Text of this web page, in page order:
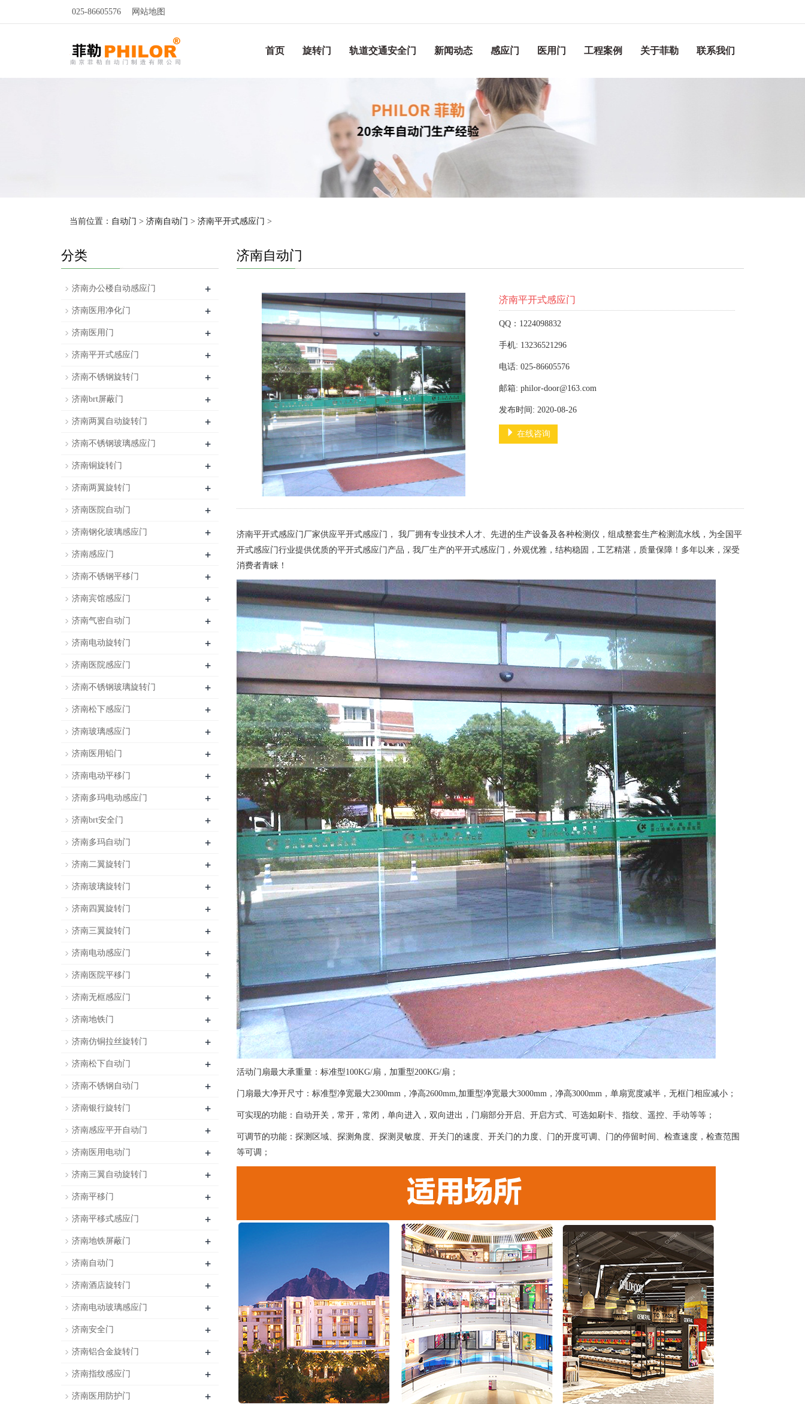
025-86605576 网站地图
首页 旋转门 轨道交通安全门 新闻动态 感应门 医用门 工程案例 关于菲勒 联系我们
当前位置： 自动门 > 济南自动门 > 济南平开式感应门 >
济南自动门
济南平开式感应门
QQ：1224098832
手机: 13236521296
电话: 025-86605576
邮箱: philor-door@163.com
发布时间: 2020-08-26
在线咨询
济南平开式感应门厂家供应平开式感应门， 我厂拥有专业技术人才、先进的生产设备及各种检测仪，组成整套生产检测流水线，为全国平
开式感应门行业提供优质的平开式感应门产品，我厂生产的平开式感应门，外观优雅，结构稳固，工艺精湛，质量保障！多年以来，深受
消费者青睐！
活动门扇最大承重量：标准型100KG/扇，加重型200KG/扇；
门扇最大净开尺寸：标准型净宽最大2300mm，净高2600mm,加重型净宽最大3000mm，净高3000mm，单扇宽度减半，无框门相应减小；
可实现的功能：自动开关，常开，常闭，单向进入，双向进出，门扇部分开启、开启方式、可选如刷卡、指纹、遥控、手动等等；
可调节的功能：探测区域、探测角度、探测灵敏度、开关门的速度、开关门的力度、门的开度可调、门的停留时间、检查速度，检查范围
等可调；
分类
济南办公楼自动感应门 +
济南医用净化门 +
济南医用门 +
济南平开式感应门 +
济南不锈钢旋转门 +
济南brt屏蔽门 +
济南两翼自动旋转门 +
济南不锈钢玻璃感应门 +
济南铜旋转门 +
济南两翼旋转门 +
济南医院自动门 +
济南钢化玻璃感应门 +
济南感应门 +
济南不锈钢平移门 +
济南宾馆感应门 +
济南气密自动门 +
济南电动旋转门 +
济南医院感应门 +
济南不锈钢玻璃旋转门 +
济南松下感应门 +
济南玻璃感应门 +
济南医用铅门 +
济南电动平移门 +
济南多玛电动感应门 +
济南brt安全门 +
济南多玛自动门 +
济南二翼旋转门 +
济南玻璃旋转门 +
济南四翼旋转门 +
济南三翼旋转门 +
济南电动感应门 +
济南医院平移门 +
济南无框感应门 +
济南地铁门 +
济南仿铜拉丝旋转门 +
济南松下自动门 +
济南不锈钢自动门 +
济南银行旋转门 +
济南感应平开自动门 +
济南医用电动门 +
济南三翼自动旋转门 +
济南平移门 +
济南平移式感应门 +
济南地铁屏蔽门 +
济南自动门 +
济南酒店旋转门 +
济南电动玻璃感应门 +
济南安全门 +
济南铝合金旋转门 +
济南指纹感应门 +
济南医用防护门 +